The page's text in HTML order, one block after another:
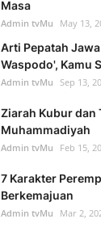
Masa
Admin tvMu May 13,
Arti Pepatah
Waspodo', Kamu
Admin tvMu Sep 13,
Ziarah Kubur dan
Muhammadiyah
Admin tvMu Feb 15,
7 Karakter
Berkemajuan
Admin tvMu Mar 2,